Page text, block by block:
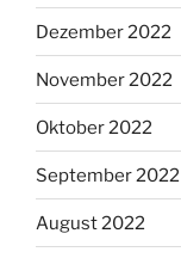
Dezember 2022
November 2022
Oktober 2022
September 2022
August 2022